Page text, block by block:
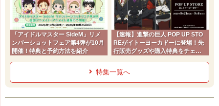
「アイドルマスター SideM」リメ
ンバーショットフェア第4弾が10月
開催！特典と予約方法を紹介
【速報】進撃の巨人 POP UP STO
REがイトーヨーカドーに登場！先
行販売グッズや購入特典をチェッ
特集一覧へ